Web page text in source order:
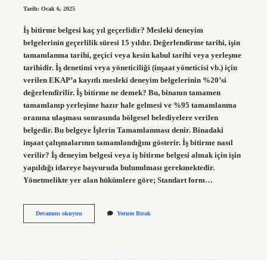
Tarih: Ocak 6, 2025
İş bitirme belgesi kaç yıl geçerlidir? Mesleki deneyim
belgelerinin geçerlilik süresi 15 yıldır. Değerlendirme tarihi, işin
tamamlanma tarihi, geçici veya kesin kabul tarihi veya yerleşme
tarihidir. İş denetimi veya yöneticiliği (inşaat yöneticisi vb.) için
verilen EKAP’a kayıtlı mesleki deneyim belgelerinin %20’si
değerlendirilir. İş bitirme ne demek? Bu, binanın tamamen
tamamlanıp yerleşime hazır hale gelmesi ve %95 tamamlanma
oranına ulaşması sonrasında bölgesel belediyelere verilen
belgedir. Bu belgeye İşlerin Tamamlanması denir. Binadaki
inşaat çalışmalarının tamamlandığını gösterir. İş bitirme nasıl
verilir? İş deneyim belgesi veya iş bitirme belgesi almak için işin
yapıldığı idareye başvuruda bulunulması gerekmektedir.
Yönetmelikte yer alan hükümlere göre; Standart form…
Devamını okuyunIş
Yorum Bırak